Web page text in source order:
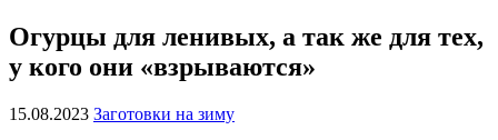
Огурцы для ленивых, а так же для тех,
у кого они «взрываются»
15.08.2023 Заготовки на зиму